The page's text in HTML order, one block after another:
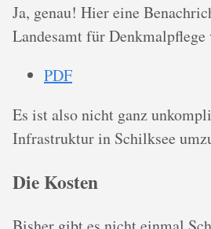
Ja, genau! Hier eine
Landesamt für Denkmalpflege
PDF
Es ist also nicht ganz
Infrastruktur in Schilksee
Die Kosten